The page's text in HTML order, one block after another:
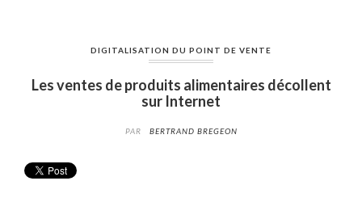
DIGITALISATION DU POINT DE VENTE
Les ventes de produits alimentaires décollent
sur Internet
PAR BERTRAND BREGEON